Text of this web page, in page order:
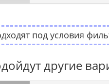
под условия
другие